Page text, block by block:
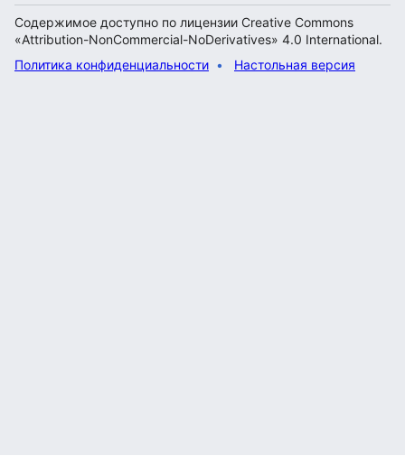
Содержимое доступно по лицензии Creative Commons
«Attribution-NonCommercial-NoDerivatives» 4.0 International.
Политика конфиденциальности
Настольная версия